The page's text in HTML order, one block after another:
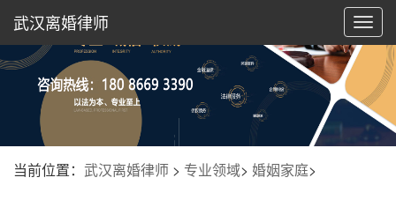
切
换
航
武汉离婚律师
当前位置： 武汉离婚律师 > 专业领域> 婚姻家庭>